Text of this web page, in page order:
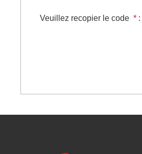
Veuillez recopier le code * :